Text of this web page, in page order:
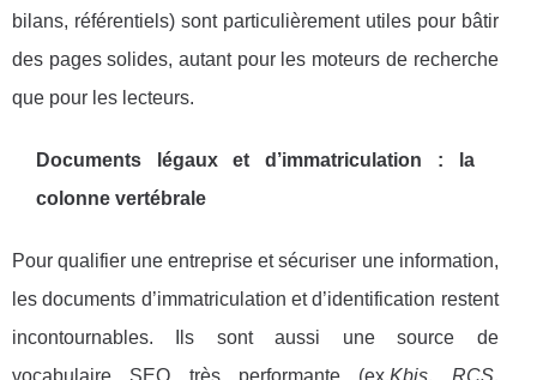
bilans, référentiels) sont particulièrement utiles pour bâtir
des pages solides, autant pour les moteurs de recherche
que pour les lecteurs.
Documents légaux et d’immatriculation : la
colonne vertébrale
Pour qualifier une entreprise et sécuriser une information,
les documents d’immatriculation et d’identification restent
incontournables. Ils sont aussi une source de